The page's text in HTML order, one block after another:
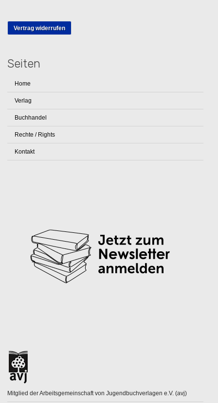
Vertrag widerrufen
Seiten
Home
Verlag
Buchhandel
Rechte / Rights
Kontakt
Mitglied der Arbeitsgemeinschaft von Jugendbuchverlagen e.V. (avj)